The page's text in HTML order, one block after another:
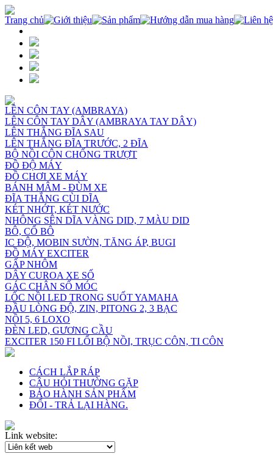
Trang chủ Giới thiệu Sản phẩm Hướng dẫn mua hàng Liên hệ
LÊN CÔN TAY (AMBRAYA)
LÊN CÔN TAY DÂY (AMBRAYA TAY DÂY)
LÊN THẮNG ĐĨA SAU
LÊN THẮNG ĐĨA TRƯỚC, 2 ĐĨA
BỘ NỒI CÔN CHỐNG TRƯỢT
ĐỒ ĐỘ MÁY
ĐỒ CHƠI XE MÁY
BÁNH MÂM - ĐÙM XE
ĐĨA THẮNG CÙI DĨA
KÉT NHỚT, KÉT NƯỚC
NHÔNG SÊN DĨA VÀNG DID, 7 MÀU DID
BÔ, CỔ BÔ
IC ĐỘ, MOBIN SƯỜN, TĂNG ÁP, BUGI
ĐỒ MÁY EXCITER
GẤP NHÔM
DÂY CUROA XE SỐ
GÁC CHÂN SỐ MÓC
LỐC NỒI LED TRONG SUỐT YAMAHA
ĐẦU LÒNG ĐỘ, ZIN, PITONG 2, 3 BẠC
NỒI 5, 6 LOXO
ĐÈN LED, GƯƠNG CẦU
EXCITER 150 FI LỔI BỘ NỒI, TRỤC CÔN, TI CÔN
CÁCH LẮP RÁP
CÂU HỎI THƯỜNG GẶP
BẢO HÀNH SẢN PHẨM
ĐỔI - TRẢ LẠI HÀNG.
Link website: